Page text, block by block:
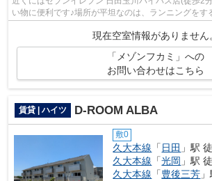
い物に便利です♪場所が平坦なのは、ランニングをす
ですね♪こちらの物件は自走式駐車...
現在空室情報がありません
「メゾンフカミ」への
お問い合わせはこちら
賃貸 | ハイツ D-ROOM ALBA
敷0
久大本線 「 日田 」駅
久大本線 「光岡 」駅
久大本線 「豊後三芳